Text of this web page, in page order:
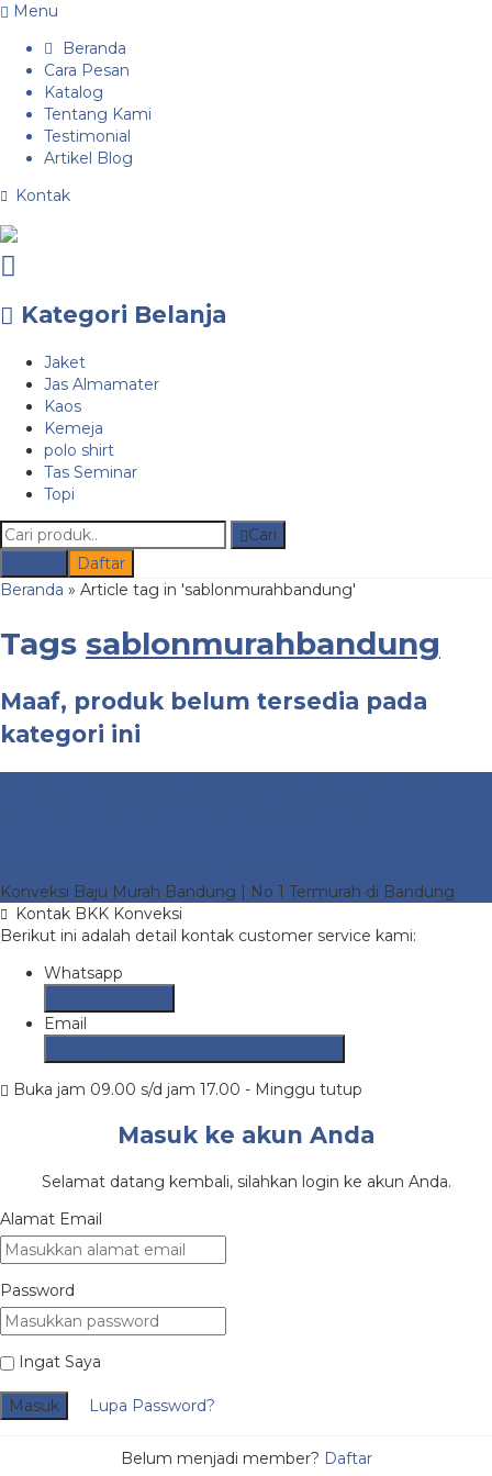
Menu
Beranda
Cara Pesan
Katalog
Tentang Kami
Testimonial
Artikel Blog
Kontak
Kategori Belanja
Jaket
Jas Almamater
Kaos
Kemeja
polo shirt
Tas Seminar
Topi
Cari
Daftar
Beranda » Article tag in 'sablonmurahbandung'
Tags sablonmurahbandung
Maaf, produk belum tersedia pada
kategori ini
Konveksi Baju Murah Bandung | No 1 Termurah di Bandung
Kontak BKK Konveksi
Berikut ini adalah detail kontak customer service kami:
Whatsapp
Email
Buka jam 09.00 s/d jam 17.00 - Minggu tutup
Masuk ke akun Anda
Selamat datang kembali, silahkan login ke akun Anda.
Alamat Email
Password
Ingat Saya
Masuk Lupa Password?
Belum menjadi member? Daftar